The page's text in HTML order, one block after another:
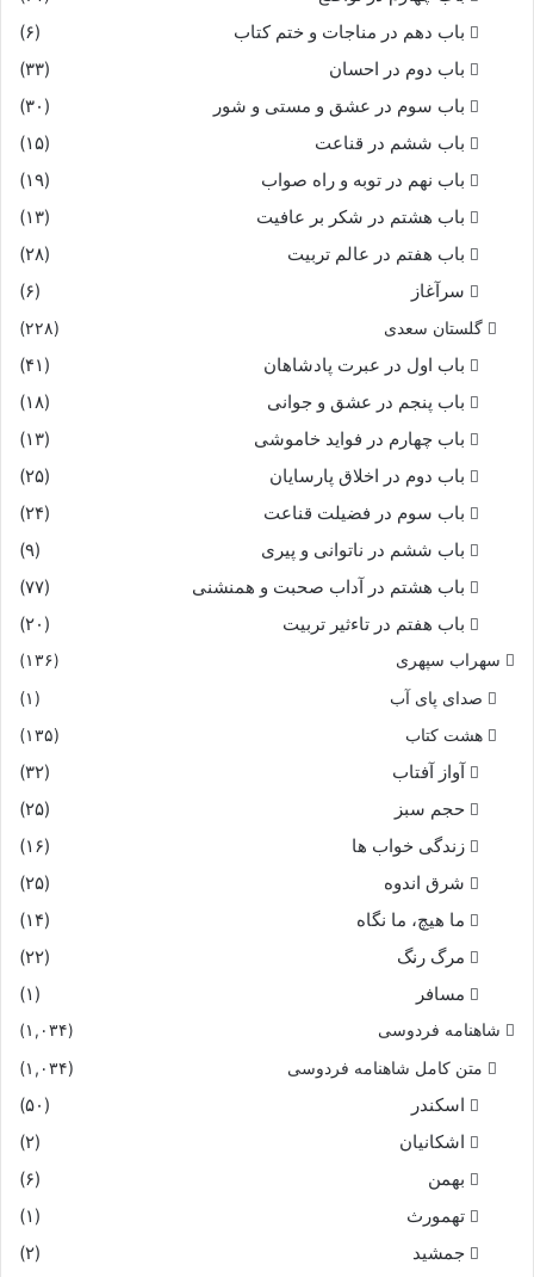
باب دهم در مناجات و ختم کتاب
(۶)
باب دوم در احسان
(۳۳)
باب سوم در عشق و مستی و شور
(۳۰)
باب ششم در قناعت
(۱۵)
باب نهم در توبه و راه صواب
(۱۹)
باب هشتم در شکر بر عافیت
(۱۳)
باب هفتم در عالم تربیت
(۲۸)
سرآغاز
(۶)
گلستان سعدی (۲۲۸)
باب اول در عبرت پادشاهان
(۴۱)
باب پنجم در عشق و جوانى
(۱۸)
باب چهارم در فواید خاموشى
(۱۳)
باب دوم در اخلاق پارسایان
(۲۵)
باب سوم در فضیلت قناعت
(۲۴)
باب ششم در ناتوانى و پیرى
(۹)
باب هشتم در آداب صحبت و همنشنى
(۷۷)
باب هفتم در تاءثیر تربیت
(۲۰)
سهراب سپهری (۱۳۶)
صدای پای آب
(۱)
هشت کتاب
(۱۳۵)
آواز آفتاب
(۳۲)
حجم سبز
(۲۵)
زندگی خواب ها
(۱۶)
شرق اندوه
(۲۵)
ما هیچ، ما نگاه
(۱۴)
مرگ رنگ
(۲۲)
مسافر
(۱)
شاهنامه فردوسی (۱,۰۳۴)
متن کامل شاهنامه فردوسی (۱,۰۳۴)
اسکندر
(۵۰)
اشکانیان
(۲)
بهمن
(۶)
تهمورث
(۱)
جمشید
(۲)